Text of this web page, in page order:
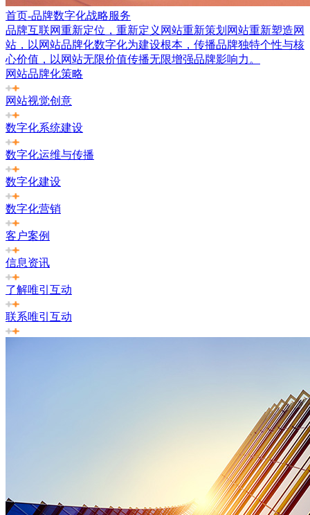
首页-品牌数字化战略服务
品牌互联网重新定位，重新定义网站重新策划网站重新塑造网
站，以网站品牌化数字化为建设根本，传播品牌独特个性与核
心价值，以网站无限价值传播无限增强品牌影响力。
网站品牌化策略
网站视觉创意
数字化系统建设
数字化运维与传播
数字化建设
数字化营销
客户案例
信息资讯
了解唯引互动
联系唯引互动